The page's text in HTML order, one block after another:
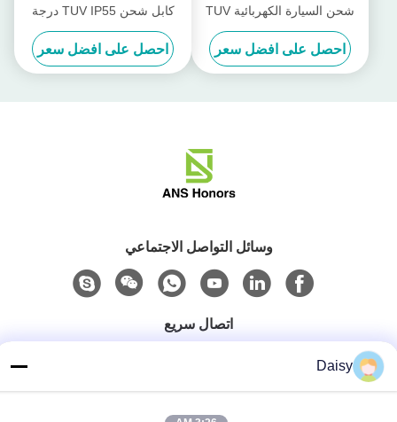
شحن السيارة الكهربائية TUV
Nissan Leaf Charging Cable
احصل على افضل سعر
كابل شحن TUV IP55 درجة
مقاومة للماء
احصل على افضل سعر
وسائل التواصل الاجتماعي
اتصال سريع
هاتف
Daisy